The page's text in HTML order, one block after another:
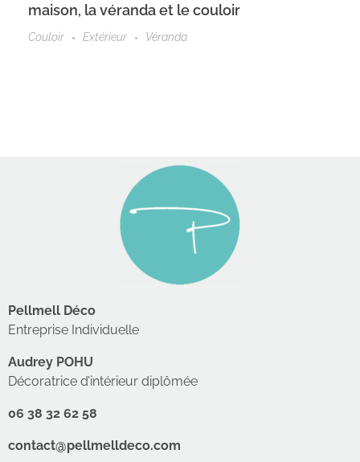
maison, la véranda et le couloir
Couloir Extérieur Véranda
Pellmell Déco
Entreprise Individuelle
Audrey POHU
Décoratrice d’intérieur diplômée
06 38 32 62 58
contact@pellmelldeco.com